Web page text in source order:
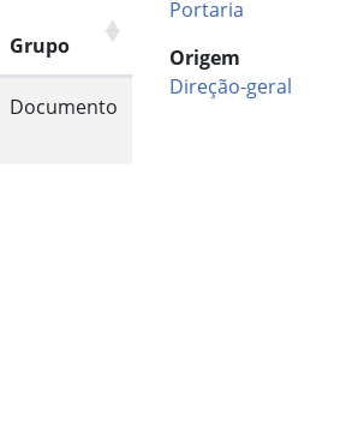
Grupo
Documento
Portaria
Origem
Direção-geral